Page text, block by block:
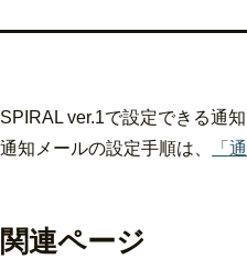
SPIRAL ver.1で設定できる通
通知メールの設定手順は、
「
関連ページ